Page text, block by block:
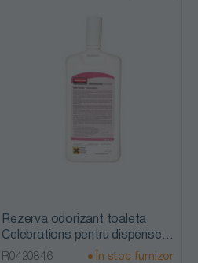
Rezerva odorizant toaleta
Celebrations pentru dispenserul
Auto Janitor , 600ml,
R0420846 În stoc furnizor